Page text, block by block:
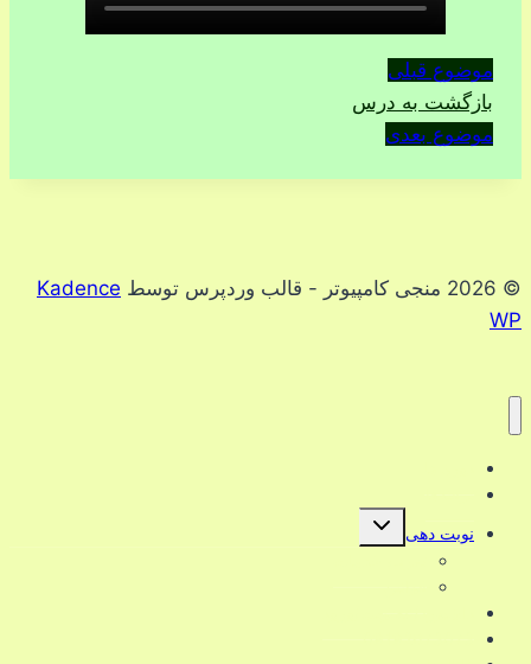
موضوع قبلی
بازگشت به درس
موضوع بعدی
© 2026 منجی کامپیوتر - قالب وردپرس توسط
Kadence
WP
نوبت دهی
تغییر
وضعیت